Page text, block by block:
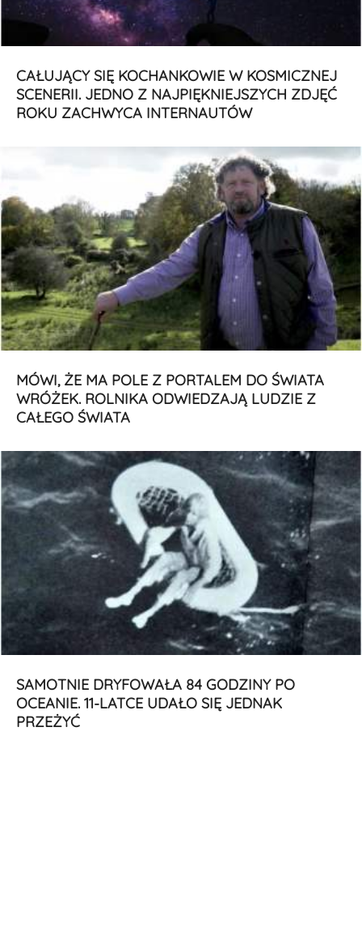
CAŁUJĄCY SIĘ KOCHANKOWIE W KOSMICZNEJ
SCENERII. JEDNO Z NAJPIĘKNIEJSZYCH ZDJĘĆ
ROKU ZACHWYCA INTERNAUTÓW
MÓWI, ŻE MA POLE Z PORTALEM DO ŚWIATA
WRÓŻEK. ROLNIKA ODWIEDZAJĄ LUDZIE Z
CAŁEGO ŚWIATA
SAMOTNIE DRYFOWAŁA 84 GODZINY PO
OCEANIE. 11-LATCE UDAŁO SIĘ JEDNAK
PRZEŻYĆ